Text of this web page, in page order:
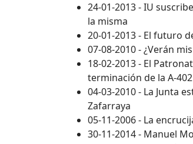
24-01-2013 - IU
la misma
20-01-2013 - El futuro
07-08-2010 - ¿Verán
18-02-2013 - El
terminación de la A-402
04-03-2010 - La Junta
Zafarraya
05-11-2006 - La
30-11-2014 - Manuel